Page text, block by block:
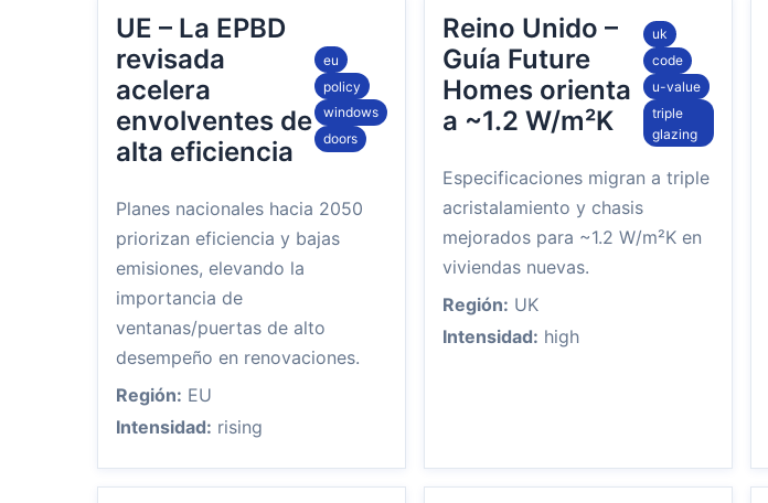
UE – La EPBD
revisada
acelera
envolventes de
alta eficiencia
eu
policy
windows
doors
Planes nacionales hacia 2050
priorizan eficiencia y bajas
emisiones, elevando la
importancia de
ventanas/puertas de alto
desempeño en renovaciones.
Región: EU
Intensidad: rising
Reino Unido –
Guía Future
Homes orienta
a ~1.2 W/m²K
uk
code
u-value
triple
glazing
Especificaciones migran a triple
acristalamiento y chasis
mejorados para ~1.2 W/m²K en
viviendas nuevas.
Región: UK
Intensidad: high